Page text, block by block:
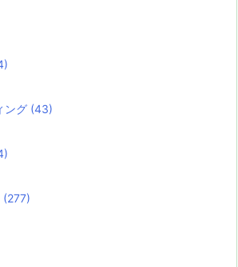
ング (43)
(277)